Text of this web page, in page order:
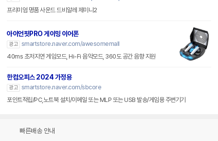
프리미엄 명품 사운드 드비알레 제미니2
아이언핏PRO 게이밍 이어폰
광고 smartstore.naver.com/awesomemall
40ms 초저지연 게임모드, Hi-Fi 음악모드, 360도 공간 음향 지원
한컴오피스 2024 가정용
광고 smartstore.naver.com/sbcore
포인트적립/PC,노트북 설치/이메일 또는 MLP 또는 USB 발송/게임용 주변기기
빠른배송 안내